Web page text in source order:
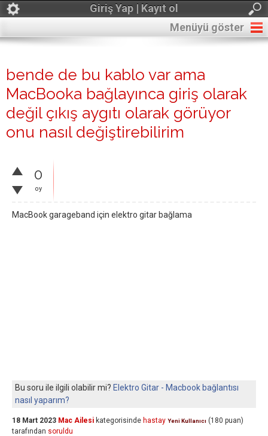
Giriş Yap | Kayıt ol
Menüyü göster
bende de bu kablo var ama
MacBooka bağlayınca giriş olarak
değil çıkış aygıtı olarak görüyor
onu nasıl değiştirebilirim
0
oy
MacBook garageband için elektro gitar bağlama
Bu soru ile ilgili olabilir mi? Elektro Gitar - Macbook bağlantısı
nasıl yaparım?
18 Mart 2023 Mac Ailesi kategorisinde hastay Yeni Kullanıcı (180 puan)
tarafından soruldu